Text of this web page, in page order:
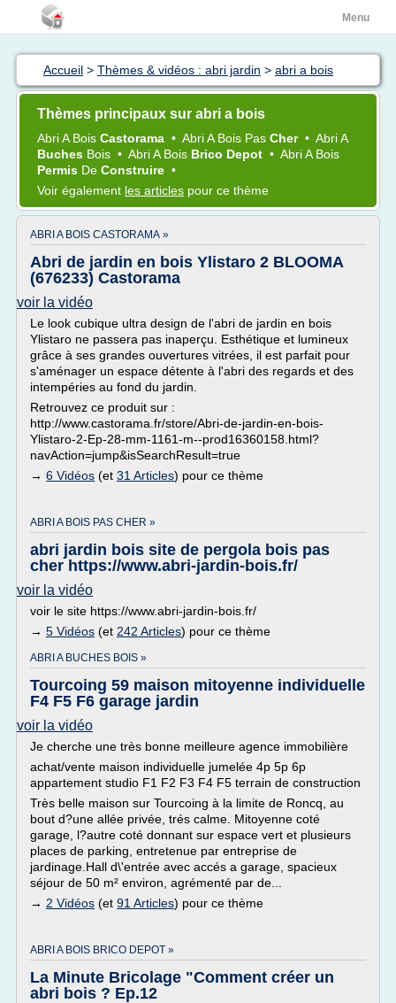
Menu
Accueil > Thèmes & vidéos : abri jardin > abri a bois
Thèmes principaux sur abri a bois
AbriA Bois Castorama • AbriA Bois Pas Cher • AbriA
Buches Bois • AbriA Bois Brico Depot • AbriA Bois
Permis De Construire •
Voir également les articles pour ce thème
ABRI A BOIS CASTORAMA »
Abri de jardin en bois Ylistaro 2 BLOOMA
(676233) Castorama
voir la vidéo
Le look cubique ultra design de l'abri de jardin en bois
Ylistaro ne passera pas inaperçu. Esthétique et lumineux
grâce à ses grandes ouvertures vitrées, il est parfait pour
s'aménager un espace détente à l'abri des regards et des
intempéries au fond du jardin.
Retrouvez ce produit sur :
http://www.castorama.fr/store/Abri-de-jardin-en-bois-
Ylistaro-2-Ep-28-mm-1161-m--prod16360158.html?
navAction=jump&isSearchResult=true
→ 6 Vidéos (et 31 Articles) pour ce thème
ABRI A BOIS PAS CHER »
abri jardin bois site de pergola bois pas
cher https://www.abri-jardin-bois.fr/
voir la vidéo
voir le site https://www.abri-jardin-bois.fr/
→ 5 Vidéos (et 242 Articles) pour ce thème
ABRI A BUCHES BOIS »
Tourcoing 59 maison mitoyenne individuelle
F4 F5 F6 garage jardin
voir la vidéo
Je cherche une très bonne meilleure agence immobilière
achat/vente maison individuelle jumelée 4p 5p 6p
appartement studio F1 F2 F3 F4 F5 terrain de construction
Très belle maison sur Tourcoing à la limite de Roncq, au
bout d?une allée privée, trés calme. Mitoyenne coté
garage, l?autre coté donnant sur espace vert et plusieurs
places de parking, entretenue par entreprise de
jardinage.Hall d\'entrée avec accés a garage, spacieux
séjour de 50 m² environ, agrémenté par de...
→ 2 Vidéos (et 91 Articles) pour ce thème
ABRI A BOIS BRICO DEPOT »
La Minute Bricolage "Comment créer un
abri bois ? Ep.12